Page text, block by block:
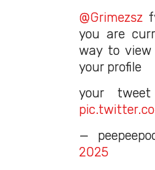
@Grimezsz
you are
way to
your profile
your
—
2025